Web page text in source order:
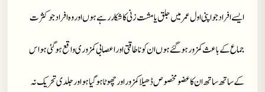
ایسے افراد جو اپنی اول عمر میں جلق یا مشت زنی کا شکار رہے ہوں اور وہ افراد جو کثرت
جماع کے باعث کمزور ہوگئے ہوں ان کو ناطاقتی اور اعصابی کمزوری واقع ہو گئی ہو اس
کے ساتھ ساتھ ان کا عضو مخصوص ڈھیلا کمزور اور چھوٹا ہو گیا ہو اور جلدی تحریک نہ